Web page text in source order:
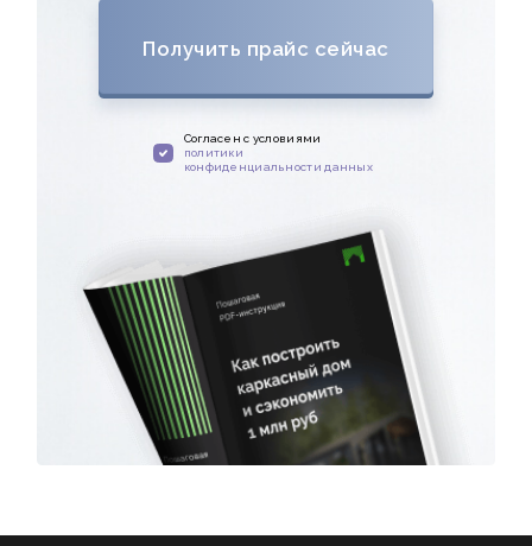
Получить прайс сейчас
Cогласен с условиями
политики
конфиденциальности данных